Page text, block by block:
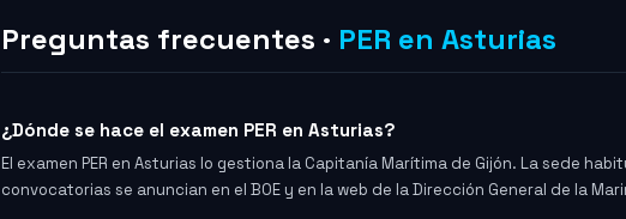
Preguntas frecuentes · PER en Asturias
¿Dónde se hace el examen PER en Asturias?
El examen PER en Asturias lo gestiona la Capitanía Marítima de Gijón. La sede
convocatorias se anuncian en el BOE y en la web de la Dirección General de la